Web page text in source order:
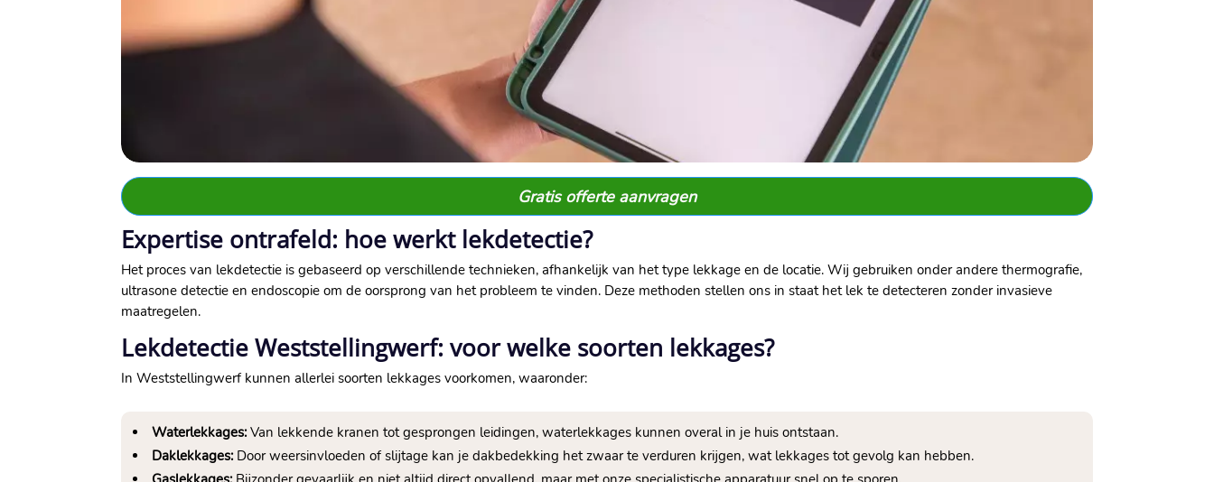
Gratis offerte aanvragen
Expertise ontrafeld: hoe werkt lekdetectie?
Het proces van lekdetectie is gebaseerd op verschillende technieken, afhankelijk van het type lekkage en de locatie.​ Wij gebruiken onder andere thermografie,
ultrasone detectie en endoscopie om de oorsprong van het probleem te vinden.​ Deze methoden stellen ons in staat het lek te detecteren zonder invasieve
maatregelen.​
Lekdetectie Weststellingwerf: voor welke soorten lekkages?
In Weststellingwerf kunnen allerlei soorten lekkages voorkomen, waaronder:
Waterlekkages:Van lekkende kranen tot gesprongen leidingen, waterlekkages kunnen overal in je huis ontstaan.​
Daklekkages:Door weersinvloeden of slijtage kan je dakbedekking het zwaar te verduren krijgen, wat lekkages tot gevolg kan hebben.​